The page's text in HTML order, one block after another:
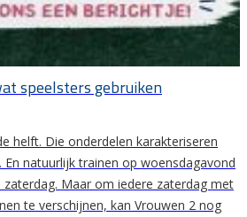
speelsters gebruiken
helft. Die onderdelen karakteriseren
En natuurlijk trainen op woensdagavond
Maar om iedere zaterdag met
te verschijnen, kan Vrouwen 2 nog